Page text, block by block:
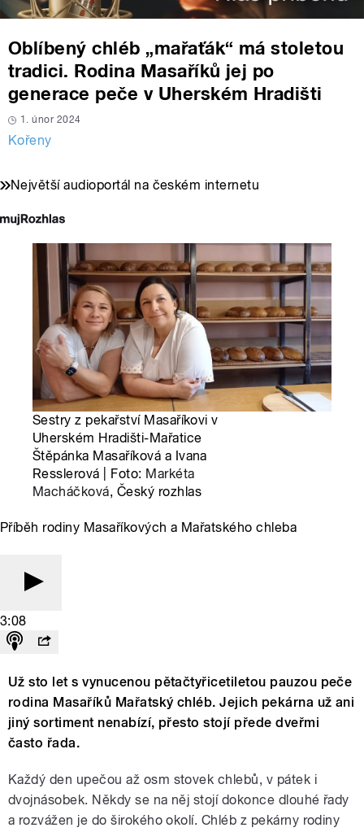
Oblíbený chléb „mařaťák“ má stoletou
tradici. Rodina Masaříků jej po
generace peče v Uherském Hradišti
1. únor 2024
Kořeny
Největší audioportál na českém internetu
Sestry z pekařství Masaříkovi v
Uherském Hradišti-Mařatice
Štěpánka Masaříková a Ivana
Resslerová | Foto: Markéta
Macháčková, Český rozhlas
Příběh rodiny Masaříkových a Mařatského chleba
3:08
Už sto let s vynucenou pětačtyřicetiletou pauzou peče
rodina Masaříků Mařatský chléb. Jejich pekárna už ani
jiný sortiment nenabízí, přesto stojí přede dveřmi
často řada.
Každý den upečou až osm stovek chlebů, v pátek i
dvojnásobek. Někdy se na něj stojí dokonce dlouhé řady
a rozvážen je do širokého okolí. Chléb z pekárny rodiny